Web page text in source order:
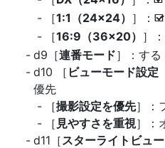
［1:1（24×24） ］： M
［16:9（36×20） ］：
d9［連番モード］：する
d10 ［ ビューモード設定
優先
［撮影設定を優先］：
［ 見やすさを重視］：
d11［ スターライトビュー